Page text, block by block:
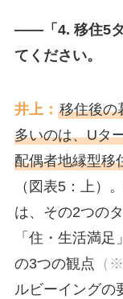
――「4. 移住5
てください。
井上： 移住後の
多いのは、Uタ
配偶者地縁型移
（図表5：上）
は、その2つの
「住・生活満
の3つの観点 （
ルビーイングの